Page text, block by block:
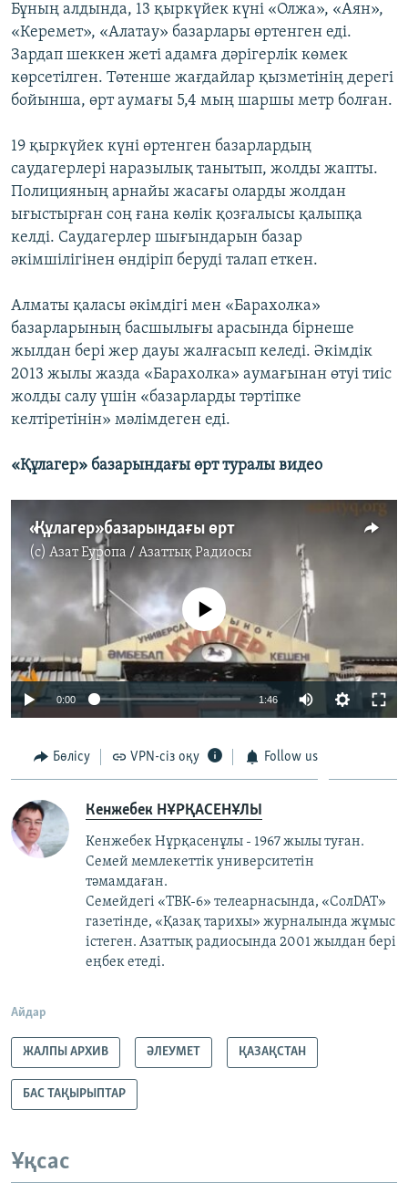
Бұның алдында, 13 қыркүйек күні «Олжа», «Аян»,
«Керемет», «Алатау» базарлары өртенген еді.
Зардап шеккен жеті адамға дәрігерлік көмек
көрсетілген. Төтенше жағдайлар қызметінің дерегі
бойынша, өрт аумағы 5,4 мың шаршы метр болған.
19 қыркүйек күні өртенген базарлардың
саудагерлері наразылық танытып, жолды жапты.
Полицияның арнайы жасағы оларды жолдан
ығыстырған соң ғана көлік қозғалысы қалыпқа
келді. Саудагерлер шығындарын базар
әкімшілігінен өндіріп беруді талап еткен.
Алматы қаласы әкімдігі мен «Барахолка»
базарларының басшылығы арасында бірнеше
жылдан бері жер дауы жалғасып келеді. Әкімдік
2013 жылы жазда «Барахолка» аумағынан өтуі тиіс
жолды салу үшін «базарларды тәртіпке
келтіретінін» мәлімдеген еді.
«Құлагер» базарындағы өрт туралы видео
«Құлагер» базарындағы өрт
(c) Азат Еуропа / Азаттық Радиосы
No media source currently available
0:00 1:46
Бөлісу VPN-сіз оқу Follow us
Кенжебек НҰРҚАСЕНҰЛЫ
Кенжебек Нұрқасенұлы - 1967 жылы туған.
Семей мемлекеттік университетін
тәмамдаған.
Семейдегі «ТВК-6» телеарнасында, «СолDAT»
газетінде, «Қазақ тарихы» журналында жұмыс
істеген. Азаттық радиосында 2001 жылдан бері
еңбек етеді.
Айдар
ЖАЛПЫ АРХИВ ӘЛЕУМЕТ ҚАЗАҚСТАН
БАС ТАҚЫРЫПТАР
Ұқсас